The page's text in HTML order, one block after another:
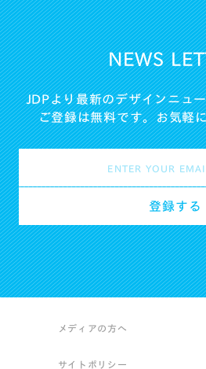
NEWS
JDPより最新のデザインニュ
ご登録は無料です。お気軽
メディアの方へ
サイトポリシー